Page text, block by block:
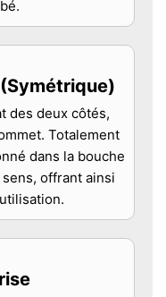
des deux côtés,
Totalement
dans la bouche
offrant ainsi